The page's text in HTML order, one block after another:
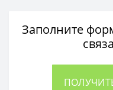
Заполните